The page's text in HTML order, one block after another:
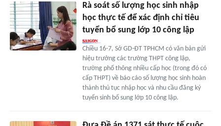
Rà soát số lượng học sinh nhập
học thực tế để xác định chỉ tiêu
tuyển bổ sung lớp 10 công lập
Chiều 16-7, Sở GD-ĐT TPHCM có văn bản gửi
hiệu trưởng các trường THPT công lập,
trường phổ thông nhiều cấp học (trong đó có
cấp THPT) về báo cáo số lượng học sinh hoàn
thành thủ tục nhập học và nhu cầu đăng ký
tuyển sinh bổ sung lớp 10 công lập.